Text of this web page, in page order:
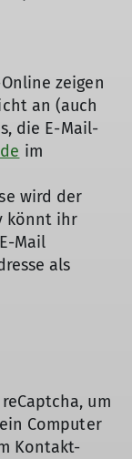
zeigen
an (auch
die E-Mail-
im
wird der
könnt ihr
Mail
als
um
Computer
Kontakt-